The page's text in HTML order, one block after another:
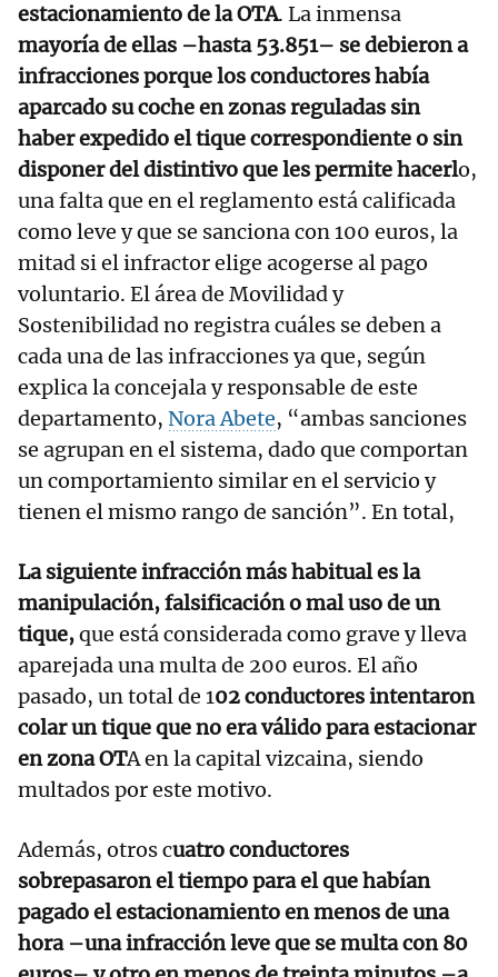
estacionamiento de la OTA. La inmensa
mayoría de ellas –hasta 53.851– se debieron a
infracciones porque los conductores había
aparcado su coche en zonas reguladas sin
haber expedido el tique correspondiente o sin
disponer del distintivo que les permite hacerlo,
una falta que en el reglamento está calificada
como leve y que se sanciona con 100 euros, la
mitad si el infractor elige acogerse al pago
voluntario. El área de Movilidad y
Sostenibilidad no registra cuáles se deben a
cada una de las infracciones ya que, según
explica la concejala y responsable de este
departamento, Nora Abete, “ambas sanciones
se agrupan en el sistema, dado que comportan
un comportamiento similar en el servicio y
tienen el mismo rango de sanción”. En total,
La siguiente infracción más habitual es la
manipulación, falsificación o mal uso de un
tique,que está considerada como grave y lleva
aparejada una multa de 200 euros. El año
pasado, un total de 102 conductores intentaron
colar un tique que no era válido para estacionar
en zona OTA en la capital vizcaina, siendo
multados por este motivo.
Además, otros cuatro conductores
sobrepasaron el tiempo para el que habían
pagado el estacionamiento en menos de una
hora –una infracción leve que se multa con 80